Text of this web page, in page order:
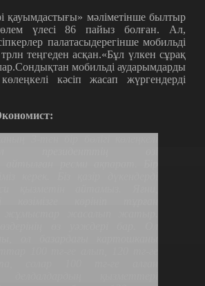
қауымдастығы» мәліметінше былтыр
үлесі 86 пайыз болған. Ал,
палатасыдерегінше мобильді
теңгеден асқан.«Бұл үлкен сұрақ
мобильді аударымдарды
кәсіп жасап жүргендерді